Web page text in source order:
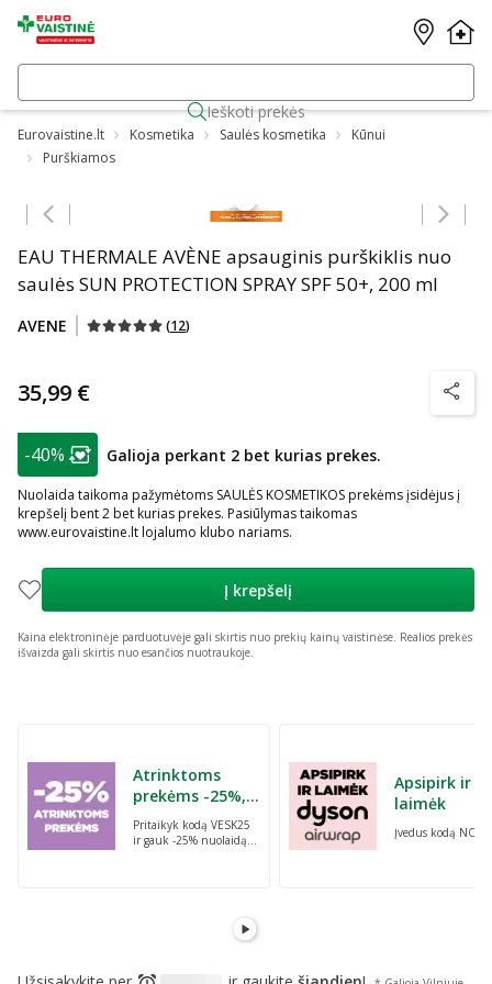
Ieškoti prekės
Eurovaistine.lt Kosmetika Saulės kosmetika
Kūnui
Purškiamos
EAU THERMALE AVÈNE apsauginis purškiklis nuo
saulės SUN PROTECTION SPRAY SPF 50+, 200 ml
AVENE (12)
35,99 €
patarimas
Lojalumo klubo narių nuolaida:
-40% Galioja perkant 2 bet kurias prekes.
Nuolaida taikoma pažymėtoms SAULĖS KOSMETIKOS prekėms įsidėjus į
krepšelį bent 2 bet kurias prekes. Pasiūlymas taikomas
www.eurovaistine.lt lojalumo klubo nariams.
Į krepšelį
Kaina elektroninėje parduotuvėje gali skirtis nuo prekių kainų vaistinėse. Realios prekės
išvaizda gali skirtis nuo esančios nuotraukoje.
Atrinktoms
prekėms -25%,
perkant dvi bet
kurias prekes su
Pritaikyk kodą VESK25
ir gauk -25% nuolaidą
Apsipirk ir
laimėk
Įvedus kodą